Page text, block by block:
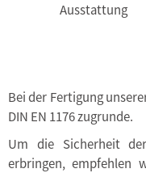
Ausstattung
Bei der Fertigung
DIN EN 1176 zugrunde.
Um die Sicherheit
erbringen, empfehlen